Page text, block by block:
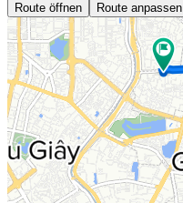
Route öffnen Route anpassen